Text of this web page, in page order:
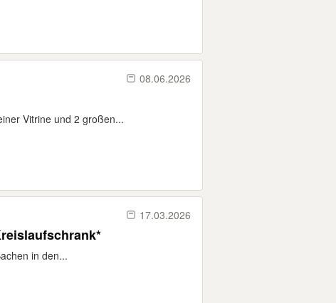
08.06.2026
Vitrine und 2 großen...
17.03.2026
in den...